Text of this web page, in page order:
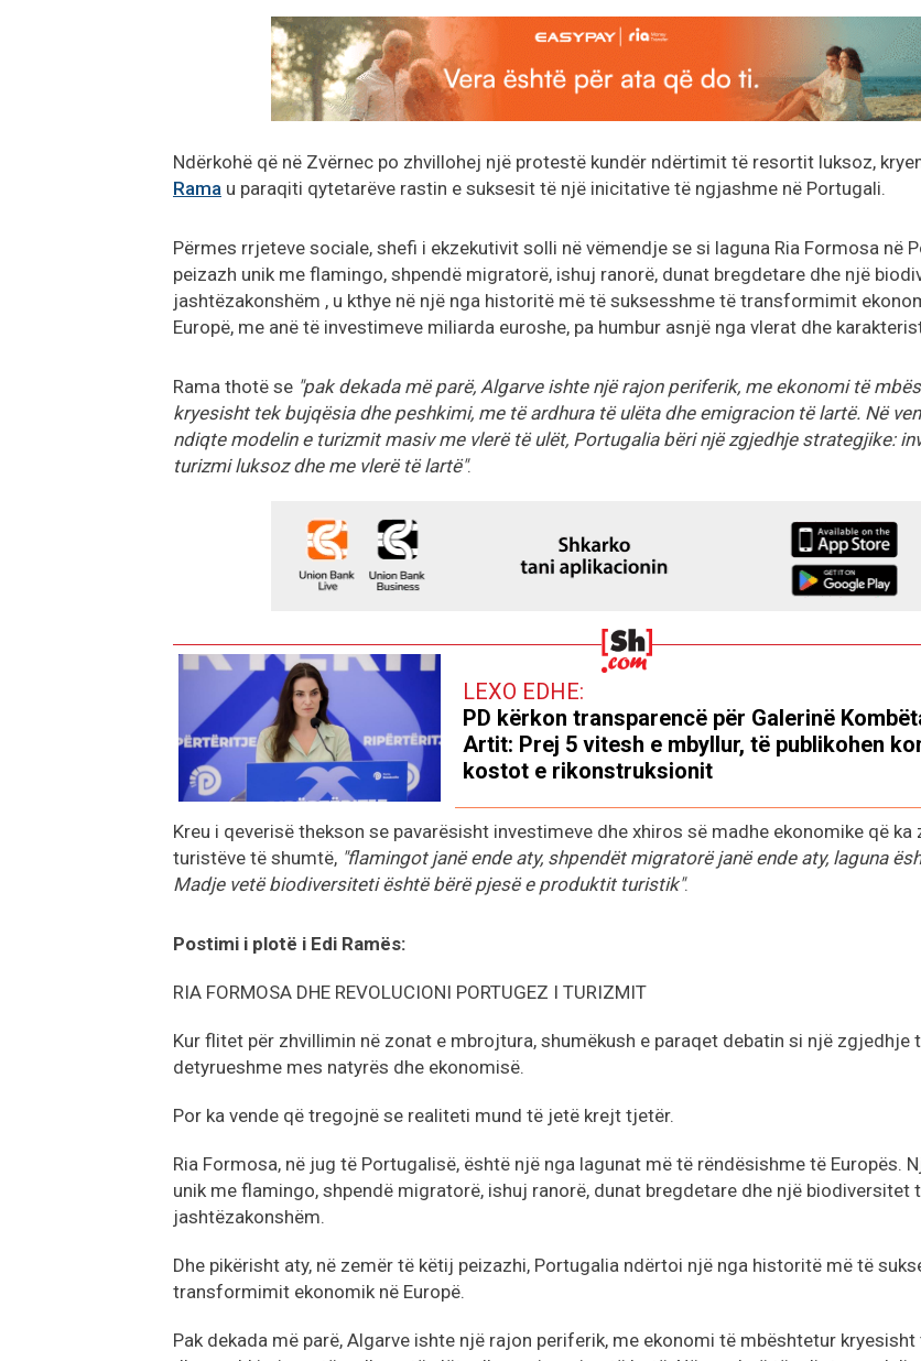
Ndërkohë që në Zvërnec po zhvillohej një protestë kundër ndërtimit të resortit luksoz,
Rama u paraqiti qytetarëve rastin e suksesit të një inicitative të ngjashme në Portugali.
Përmes rrjeteve sociale, shefi i ekzekutivit solli në vëmendje se si laguna Ria Formosa në
peizazh unik me flamingo, shpendë migratorë, ishuj ranorë, dunat bregdetare dhe një
jashtëzakonshëm , u kthye në një nga historitë më të suksesshme të transformimit
Europë, me anë të investimeve miliarda euroshe, pa humbur asnjë nga vlerat dhe
Rama thotë se "pak dekada më parë, Algarve ishte një rajon periferik, me ekonomi të
kryesisht tek bujqësia dhe peshkimi, me të ardhura të ulëta dhe emigracion të lartë. Në
ndiqte modelin e turizmit masiv me vlerë të ulët, Portugalia bëri një zgjedhje strategjike:
turizmi luksoz dhe me vlerë të lartë".
LEXO EDHE:
PD kërkon transparencë për Galerinë
Artit: Prej 5 vitesh e mbyllur, të publikohen
kostot e rikonstruksionit
Kreu i qeverisë thekson se pavarësisht investimeve dhe xhiros së madhe ekonomike që ka
turistëve të shumtë, "flamingot janë ende aty, shpendët migratorë janë ende aty, laguna
Madje vetë biodiversiteti është bërë pjesë e produktit turistik".
Postimi i plotë i Edi Ramës:
RIA FORMOSA DHE REVOLUCIONI PORTUGEZ I TURIZMIT
Kur flitet për zhvillimin në zonat e mbrojtura, shumëkush e paraqet debatin si një zgjedhje
detyrueshme mes natyrës dhe ekonomisë.
Por ka vende që tregojnë se realiteti mund të jetë krejt tjetër.
Ria Formosa, në jug të Portugalisë, është një nga lagunat më të rëndësishme të Europës.
unik me flamingo, shpendë migratorë, ishuj ranorë, dunat bregdetare dhe një biodiversitet
jashtëzakonshëm.
Dhe pikërisht aty, në zemër të këtij peizazhi, Portugalia ndërtoi një nga historitë më të
transformimit ekonomik në Europë.
Pak dekada më parë, Algarve ishte një rajon periferik, me ekonomi të mbështetur